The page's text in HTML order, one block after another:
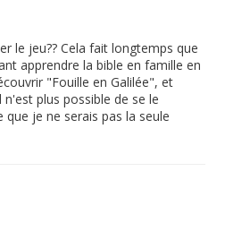
le jeu?? Cela fait longtemps que
apprendre la bible en famille en
"Fouille en Galilée", et
plus possible de se le
que je ne serais pas la seule